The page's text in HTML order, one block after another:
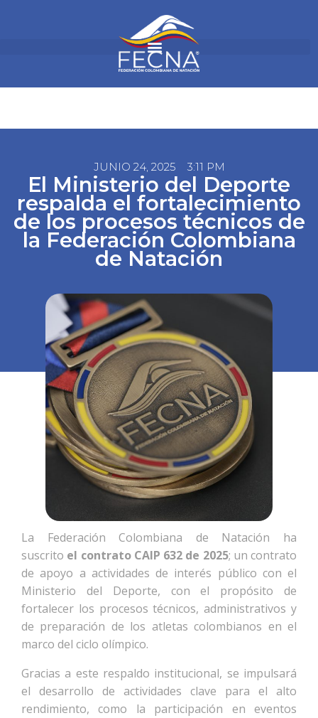
JUNIO 24, 2025 3:11 PM
El Ministerio del Deporte
respalda el fortalecimiento
de los procesos técnicos de
la Federación Colombiana
de Natación
La Federación Colombiana de Natación ha
suscrito el contrato CAIP 632 de 2025; un contrato
de apoyo a actividades de interés público con el
Ministerio del Deporte, con el propósito de
fortalecer los procesos técnicos, administrativos y
de preparación de los atletas colombianos en el
marco del ciclo olímpico.
Gracias a este respaldo institucional, se impulsará
el desarrollo de actividades clave para el alto
rendimiento, como la participación en eventos